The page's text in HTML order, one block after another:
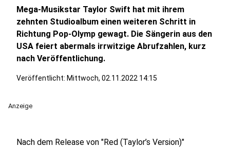
Mega-Musikstar Taylor Swift hat mit ihrem
zehnten Studioalbum einen weiteren Schritt in
Richtung Pop-Olymp gewagt. Die Sängerin aus den
USA feiert abermals irrwitzige Abrufzahlen, kurz
nach Veröffentlichung.
Veröffentlicht: Mittwoch, 02.11.2022 14:15
Anzeige
Nach dem Release von "Red (Taylor’s Version)"